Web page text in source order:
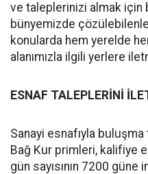
ve taleplerinizi almak için
bünyemizde
konularda hem yerelde
alanımızla ilgili yerlere
ESNAF TALEPLERİNİ
Sanayi esnafıyla
Bağ Kur primleri, kalifiye
gün sayısının 7200